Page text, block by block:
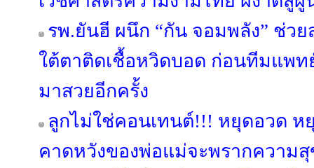
รพ.ยันฮี ผนึก “กัน จอมพลัง” ช่ว
ใต้ตาติดเชื้อหวิดบอด ก่อนทีมแพ
มาสวยอีกครั้ง
ลูกไม่ใช่คอนเทนต์!!! หยุดอวด ห
คาดหวังของพ่อแม่จะพรากความ